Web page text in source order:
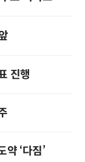
진행
‘다짐’